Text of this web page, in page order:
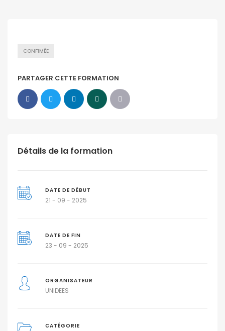
CONFIMÉE
PARTAGER CETTE FORMATION
Détails de la formation
DATE DE DÉBUT
21 - 09 - 2025
DATE DE FIN
23 - 09 - 2025
ORGANISATEUR
UNIDEES
CATÉGORIE